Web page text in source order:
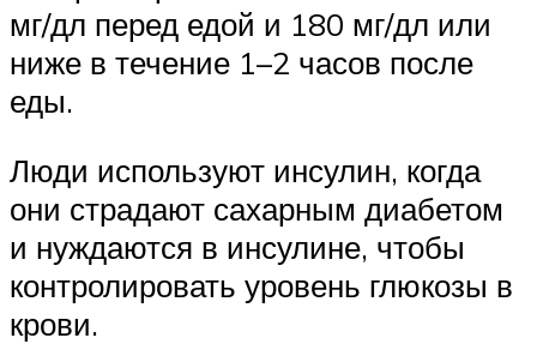
мг/дл перед едой и 180 мг/дл или
ниже в течение 1–2 часов после
еды.
Люди используют инсулин, когда
они страдают сахарным диабетом
и нуждаются в инсулине, чтобы
контролировать уровень глюкозы в
крови.